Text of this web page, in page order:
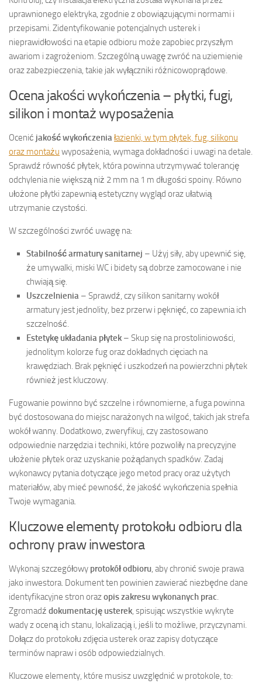
uprawnionego elektryka, zgodnie z obowiązującymi normami i
przepisami. Zidentyfikowanie potencjalnych usterek i
nieprawidłowości na etapie odbioru może zapobiec przyszłym
awariom i zagrożeniom. Szczególną uwagę zwróć na uziemienie
oraz zabezpieczenia, takie jak wyłączniki różnicowoprądowe.
Ocena jakości wykończenia – płytki, fugi,
silikon i montaż wyposażenia
Ocenić jakość wykończenia łazienki, w tym płytek, fug, silikonu
oraz montażu wyposażenia, wymaga dokładności i uwagi na detale.
Sprawdź równość płytek, która powinna utrzymywać tolerancję
odchylenia nie większą niż 2 mm na 1 m długości spoiny. Równo
ułożone płytki zapewnią estetyczny wygląd oraz ułatwią
utrzymanie czystości.
W szczególności zwróć uwagę na:
Stabilność armatury sanitarnej – Użyj siły, aby upewnić się,
że umywalki, miski WC i bidety są dobrze zamocowane i nie
chwiają się.
Uszczelnienia – Sprawdź, czy silikon sanitarny wokół
armatury jest jednolity, bez przerw i pęknięć, co zapewnia ich
szczelność.
Estetykę układania płytek – Skup się na prostoliniowości,
jednolitym kolorze fug oraz dokładnych cięciach na
krawędziach. Brak pęknięć i uszkodzeń na powierzchni płytek
również jest kluczowy.
Fugowanie powinno być szczelne i równomierne, a fuga powinna
być dostosowana do miejsc narażonych na wilgoć, takich jak strefa
wokół wanny. Dodatkowo, zweryfikuj, czy zastosowano
odpowiednie narzędzia i techniki, które pozwoliły na precyzyjne
ułożenie płytek oraz uzyskanie pożądanych spadków. Zadaj
wykonawcy pytania dotyczące jego metod pracy oraz użytych
materiałów, aby mieć pewność, że jakość wykończenia spełnia
Twoje wymagania.
Kluczowe elementy protokołu odbioru dla
ochrony praw inwestora
Wykonaj szczegółowy protokół odbioru , aby chronić swoje prawa
jako inwestora. Dokument ten powinien zawierać niezbędne dane
identyfikacyjne stron orazopis zakresu wykonanych prac
Zgromadź dokumentację usterek , spisując wszystkie wykryte
wady z oceną ich stanu, lokalizacją i, jeśli to możliwe, przyczynami.
Dołącz do protokołu zdjęcia usterek oraz zapisy dotyczące
terminów napraw i osób odpowiedzialnych.
Kluczowe elementy, które musisz uwzględnić w protokole, to: